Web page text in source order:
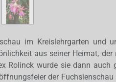
im Kreislehrgarten und
aus seiner Heimat,
Rolinck wurde sie dann
der